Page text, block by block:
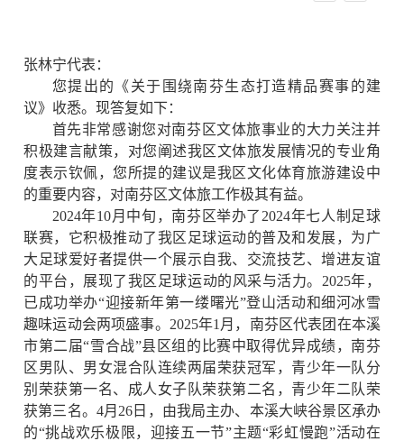
张林宁代表：
您提出的《关于围绕南芬生态打造精品赛事的建
议》收悉。现答复如下：
首先非常感谢您对南芬区文体旅事业的大力关注并
积极建言献策，对您阐述我区文体旅发展情况的专业角
度表示钦佩，您所提的建议是我区文化体育旅游建设中
的重要内容，对南芬区文体旅工作极其有益。
2024年10月中旬，南芬区举办了2024年七人制足球
联赛， 它积极推动了我区足球运动的普及和发展，为广
大足球爱好者提供一个展示自我、交流技艺、增进友谊
的平台，展现了我区足球运动的风采与活力。2025年，
已成功举办“迎接新年第一缕曙光”登山活动和细河冰雪
趣味运动会两项盛事。2025年1月，南芬区代表团在本溪
市第二届“雪合战”县区组的比赛中取得优异成绩，南芬
区男队、男女混合队连续两届荣获冠军，青少年一队分
别荣获第一名、成人女子队荣获第二名，青少年二队荣
获第三名。4月26日，由我局主办、本溪大峡谷景区承办
的“挑战欢乐极限，迎接五一节”主题“彩虹慢跑”活动在